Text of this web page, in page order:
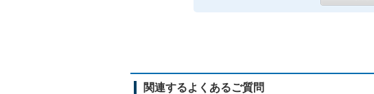
関連するよくあるご質問